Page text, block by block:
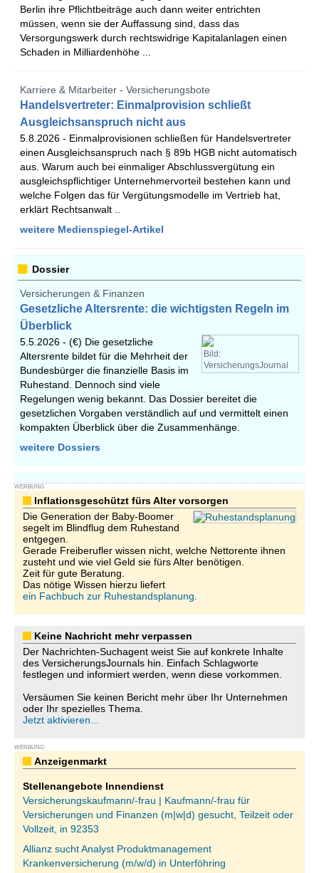
Berlin ihre Pflichtbeiträge auch dann weiter entrichten
müssen, wenn sie der Auffassung sind, dass das
Versorgungswerk durch rechtswidrige Kapitalanlagen einen
Schaden in Milliardenhöhe ...
Karriere & Mitarbeiter - Versicherungsbote
Handelsvertreter: Einmalprovision schließt
Ausgleichsanspruch nicht aus
5.8.2026 - Einmalprovisionen schließen für Handelsvertreter
einen Ausgleichsanspruch nach § 89b HGB nicht automatisch
aus. Warum auch bei einmaliger Abschlussvergütung ein
ausgleichspflichtiger Unternehmervorteil bestehen kann und
welche Folgen das für Vergütungsmodelle im Vertrieb hat,
erklärt Rechtsanwalt ..
weitere Medienspiegel-Artikel
Dossier
Versicherungen & Finanzen
Gesetzliche Altersrente: die wichtigsten Regeln im
Überblick
Bild:
VersicherungsJournal
5.5.2026 - (€) Die gesetzliche
Altersrente bildet für die Mehrheit der
Bundesbürger die finanzielle Basis im
Ruhestand. Dennoch sind viele
Regelungen wenig bekannt. Das Dossier bereitet die
gesetzlichen Vorgaben verständlich auf und vermittelt einen
kompakten Überblick über die Zusammenhänge.
weitere Dossiers
WERBUNG
Inflationsgeschützt fürs Alter vorsorgen
Die Generation der Baby-Boomer
segelt im Blindflug dem Ruhestand
entgegen.
Gerade Freiberufler wissen nicht, welche Nettorente ihnen
zusteht und wie viel Geld sie fürs Alter benötigen.
Zeit für gute Beratung.
Das nötige Wissen hierzu liefert
ein Fachbuch zur Ruhestandsplanung.
Keine Nachricht mehr verpassen
Der Nachrichten-Suchagent weist Sie auf konkrete Inhalte
des VersicherungsJournals hin. Einfach Schlagworte
festlegen und informiert werden, wenn diese vorkommen.
Versäumen Sie keinen Bericht mehr über Ihr Unternehmen
oder Ihr spezielles Thema.
Jetzt aktivieren...
WERBUNG
Anzeigenmarkt
Stellenangebote Innendienst
Versicherungskaufmann/-frau | Kaufmann/-frau für
Versicherungen und Finanzen (m|w|d) gesucht, Teilzeit oder
Vollzeit, in 92353
Allianz sucht Analyst Produktmanagement
Krankenversicherung (m/w/d) in Unterföhring